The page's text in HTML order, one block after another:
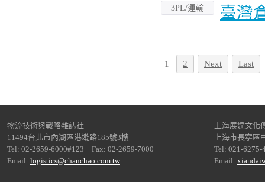
3PL/運輸 臺灣
1 2 Next Last
物流技術與戰略雜誌社
11494台北市內湖區港墘路185號3樓
Tel: 02-2659-6000#123 Fax: 02-2659-7000
Email: logistics@chanchao.com.tw
上海展達文化
上海市長寧區
Tel: 021-6275-
Email: